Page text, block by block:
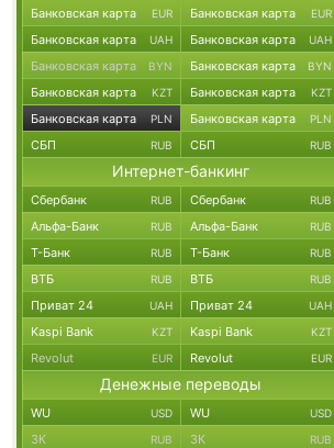
Банковская карта EUR Банковская карта EUR
Банковская карта UAH Банковская карта UAH
Банковская карта BYN Банковская карта BYN
Банковская карта KZT Банковская карта KZT
Банковская карта PLN Банковская карта PLN
СБП RUB СБП RUB
Интернет-банкинг
Сбербанк RUB Сбербанк RUB
Альфа-Банк RUB Альфа-Банк RUB
Т-Банк RUB Т-Банк RUB
ВТБ RUB ВТБ RUB
Приват 24 UAH Приват 24 UAH
Kaspi Bank KZT Kaspi Bank KZT
Revolut EUR Revolut EUR
Денежные переводы
WU USD WU USD
ЗК RUB ЗК RUB